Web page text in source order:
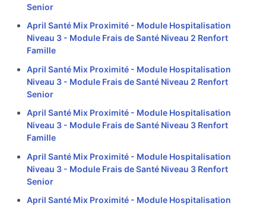
Senior
April Santé Mix Proximité - Module Hospitalisation
Niveau 3 - Module Frais de Santé Niveau 2 Renfort
Famille
April Santé Mix Proximité - Module Hospitalisation
Niveau 3 - Module Frais de Santé Niveau 2 Renfort
Senior
April Santé Mix Proximité - Module Hospitalisation
Niveau 3 - Module Frais de Santé Niveau 3 Renfort
Famille
April Santé Mix Proximité - Module Hospitalisation
Niveau 3 - Module Frais de Santé Niveau 3 Renfort
Senior
April Santé Mix Proximité - Module Hospitalisation